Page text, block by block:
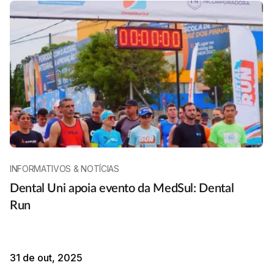
INFORMATIVOS & NOTÍCIAS
Dental Uni apoia evento da MedSul: Dental
Run
31 de out, 2025